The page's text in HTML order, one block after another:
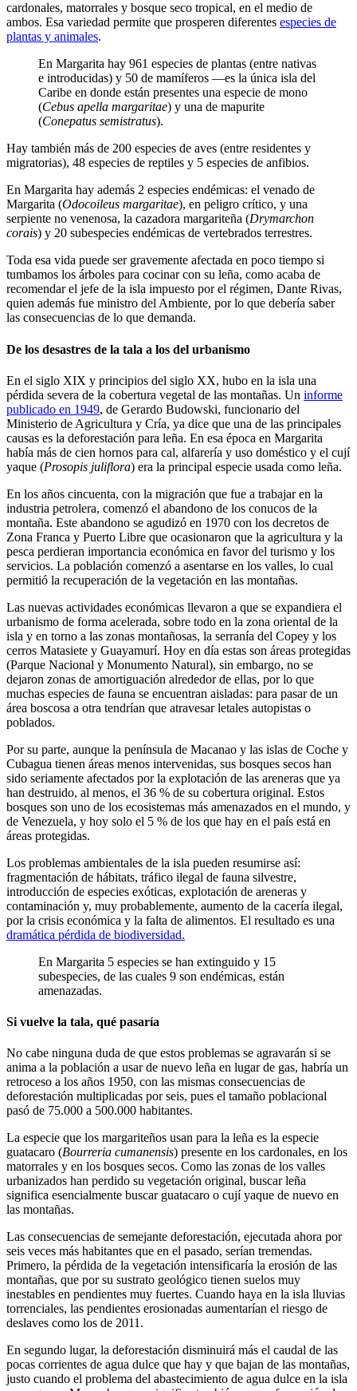
cardonales, matorrales y bosque seco tropical, en el medio de
ambos. Esa variedad permite que prosperen diferentes especies de
plantas y animales.
En Margarita hay 961 especies de plantas (entre nativas
e introducidas) y 50 de mamíferos —es la única isla del
Caribe en donde están presentes una especie de mono
(Cebus apella margaritae) y una de mapurite
(Conepatus semistratus).
Hay también más de 200 especies de aves (entre residentes y
migratorias), 48 especies de reptiles y 5 especies de anfibios.
En Margarita hay además 2 especies endémicas: el venado de
Margarita (Odocoileus margaritae), en peligro crítico, y una
serpiente no venenosa, la cazadora margariteña (Drymarchon
corais) y 20 subespecies endémicas de vertebrados terrestres.
Toda esa vida puede ser gravemente afectada en poco tiempo si
tumbamos los árboles para cocinar con su leña, como acaba de
recomendar el jefe de la isla impuesto por el régimen, Dante Rivas,
quien además fue ministro del Ambiente, por lo que debería saber
las consecuencias de lo que demanda.
De los desastres de la tala a los del urbanismo
En el siglo XIX y principios del siglo XX, hubo en la isla una
pérdida severa de la cobertura vegetal de las montañas. Un informe
publicado en 1949, de Gerardo Budowski, funcionario del
Ministerio de Agricultura y Cría, ya dice que una de las principales
causas es la deforestación para leña. En esa época en Margarita
había más de cien hornos para cal, alfarería y uso doméstico y el cují
yaque (Prosopis juliflora) era la principal especie usada como leña.
En los años cincuenta, con la migración que fue a trabajar en la
industria petrolera, comenzó el abandono de los conucos de la
montaña. Este abandono se agudizó en 1970 con los decretos de
Zona Franca y Puerto Libre que ocasionaron que la agricultura y la
pesca perdieran importancia económica en favor del turismo y los
servicios. La población comenzó a asentarse en los valles, lo cual
permitió la recuperación de la vegetación en las montañas.
Las nuevas actividades económicas llevaron a que se expandiera el
urbanismo de forma acelerada, sobre todo en la zona oriental de la
isla y en torno a las zonas montañosas, la serranía del Copey y los
cerros Matasiete y Guayamurí. Hoy en día estas son áreas protegidas
(Parque Nacional y Monumento Natural), sin embargo, no se
dejaron zonas de amortiguación alrededor de ellas, por lo que
muchas especies de fauna se encuentran aisladas: para pasar de un
área boscosa a otra tendrían que atravesar letales autopistas o
poblados.
Por su parte, aunque la península de Macanao y las islas de Coche y
Cubagua tienen áreas menos intervenidas, sus bosques secos han
sido seriamente afectados por la explotación de las areneras que ya
han destruido, al menos, el 36 % de su cobertura original. Estos
bosques son uno de los ecosistemas más amenazados en el mundo, y
de Venezuela, y hoy solo el 5 % de los que hay en el país está en
áreas protegidas.
Los problemas ambientales de la isla pueden resumirse así:
fragmentación de hábitats, tráfico ilegal de fauna silvestre,
introducción de especies exóticas, explotación de areneras y
contaminación y, muy probablemente, aumento de la cacería ilegal,
por la crisis económica y la falta de alimentos. El resultado es una
dramática pérdida de biodiversidad.
En Margarita 5 especies se han extinguido y 15
subespecies, de las cuales 9 son endémicas, están
amenazadas.
Si vuelve la tala, qué pasaría
No cabe ninguna duda de que estos problemas se agravarán si se
anima a la población a usar de nuevo leña en lugar de gas, habría un
retroceso a los años 1950, con las mismas consecuencias de
deforestación multiplicadas por seis, pues el tamaño poblacional
pasó de 75.000 a 500.000 habitantes.
La especie que los margariteños usan para la leña es la especie
guatacaro (Bourreria cumanensis) presente en los cardonales, en los
matorrales y en los bosques secos. Como las zonas de los valles
urbanizados han perdido su vegetación original, buscar leña
significa esencialmente buscar guatacaro o cují yaque de nuevo en
las montañas.
Las consecuencias de semejante deforestación, ejecutada ahora por
seis veces más habitantes que en el pasado, serían tremendas.
Primero, la pérdida de la vegetación intensificaría la erosión de las
montañas, que por su sustrato geológico tienen suelos muy
inestables en pendientes muy fuertes. Cuando haya en la isla lluvias
torrenciales, las pendientes erosionadas aumentarían el riesgo de
deslaves como los de 2011.
En segundo lugar, la deforestación disminuirá más el caudal de las
pocas corrientes de agua dulce que hay y que bajan de las montañas,
justo cuando el problema del abastecimiento de agua dulce en la isla